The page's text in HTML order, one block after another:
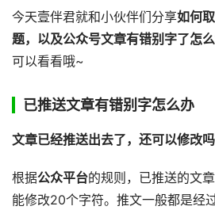
今天壹伴君就和小伙伴们分享如何
题，以及公众号文章有错别字了怎么
可以看看哦~
已推送文章有错别字怎么办
文章已经推送出去了，还可以修改吗
根据公众平台的规则，已推送的文
能修改20个字符。推文一般都是经